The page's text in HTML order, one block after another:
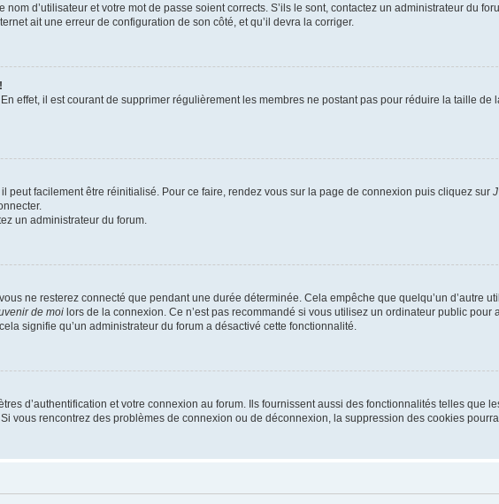
d’utilisateur et votre mot de passe soient corrects. S’ils le sont, contactez un administrateur du
ait une erreur de configuration de son côté, et qu’il devra la corriger.
effet, il est courant de supprimer régulièrement les membres ne postant pas pour réduire la taille de
peut facilement être réinitialisé. Pour ce faire, rendez vous sur la page de connexion puis cliquez sur
un administrateur du forum.
ne resterez connecté que pendant une durée déterminée. Cela empêche que quelqu’un d’autre
de moi lors de la connexion. Ce n’est pas recommandé si vous utilisez un ordinateur public pour
signifie qu’un administrateur du forum a désactivé cette fonctionnalité.
d’authentification et votre connexion au forum. Ils fournissent aussi des fonctionnalités telles que
vous rencontrez des problèmes de connexion ou de déconnexion, la suppression des cookies